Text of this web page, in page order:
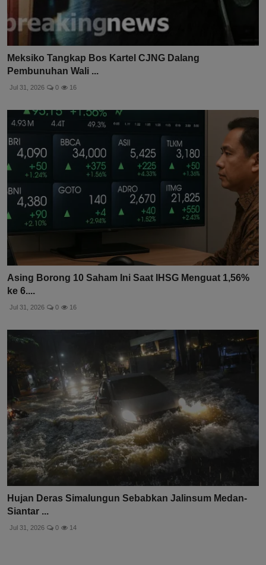
Meksiko Tangkap Bos Kartel CJNG Dalang
Pembunuhan Wali ...
Jul 31, 2026 0 16
Asing Borong 10 Saham Ini Saat IHSG Menguat 1,56%
ke 6....
Jul 31, 2026 0 16
Hujan Deras Simalungun Sebabkan Jalinsum Medan-
Siantar ...
Jul 31, 2026 0 14